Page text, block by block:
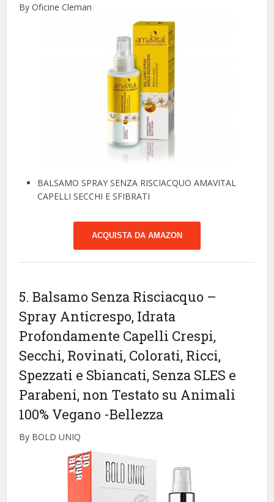
By Oficine Cleman
BALSAMO SPRAY SENZA RISCIACQUO AMAVITAL
CAPELLI SECCHI E SFIBRATI
ACQUISTA DA AMAZON
5. Balsamo Senza Risciacquo –
Spray Anticrespo, Idrata
Profondamente Capelli Crespi,
Secchi, Rovinati, Colorati, Ricci,
Spezzati e Sbiancati, Senza SLES e
Parabeni, non Testato su Animali
100% Vegano -Bellezza
By BOLD UNIQ